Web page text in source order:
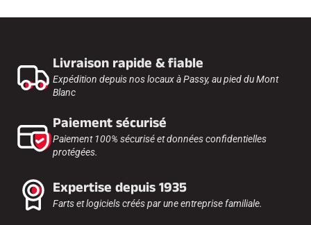
Livraison rapide & fiable
Expédition depuis nos locaux à Passy, au pied du Mont
Blanc
Paiement sécurisé
Paiement 100% sécurisé et données confidentielles
protégées.
Expertise depuis 1935
Farts et logiciels créés par une entreprise familiale.